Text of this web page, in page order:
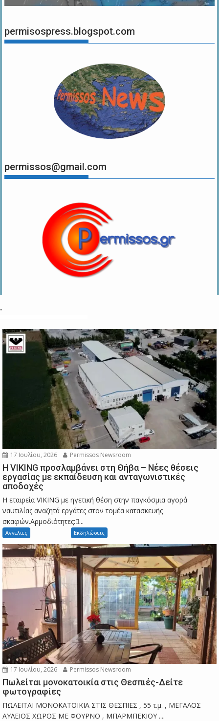
permisospress.blogspot.com
permissos@gmail.com
.
17 Ιουλίου, 2026 Permissos Newsroom
Η VIKING προσλαμβάνει στη Θήβα – Νέες θέσεις
εργασίας με εκπαίδευση και ανταγωνιστικές
αποδοχές
Η εταιρεία VIKING με ηγετική θέση στην παγκόσμια αγορά
ναυτιλίας αναζητά εργάτες στον τομέα κατασκευής
σκαφών.Αρμοδιότητες:...
Αγγελιες Εκδηλώσεις
17 Ιουλίου, 2026 Permissos Newsroom
Πωλείται μονοκατοικία στις Θεσπιές-Δείτε
φωτογραφίες
ΠΩΛΕΙΤΑΙ ΜΟΝΟΚΑΤΟΙΚΙΑ ΣΤΙΣ ΘΕΣΠΙΕΣ , 55 τ.μ. , ΜΕΓΑΛΟΣ
ΑΥΛΕΙΟΣ ΧΩΡΟΣ ΜΕ ΦΟΥΡΝΟ , ΜΠΑΡΜΠΕΚΙΟΥ ....